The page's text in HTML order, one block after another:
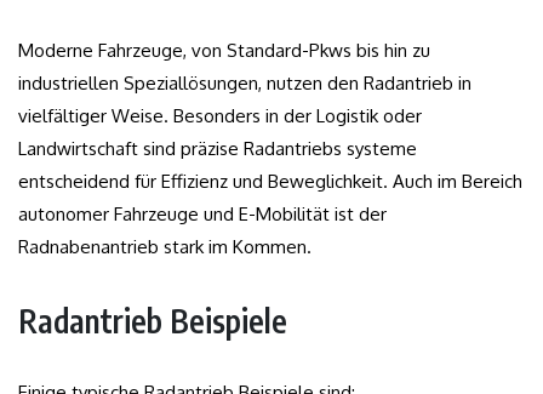
Moderne Fahrzeuge, von Standard-Pkws bis hin zu
industriellen Speziallösungen, nutzen den Radantrieb in
vielfältiger Weise. Besonders in der Logistik oder
Landwirtschaft sind präzise Radantriebs systeme
entscheidend für Effizienz und Beweglichkeit. Auch im Bereich
autonomer Fahrzeuge und E-Mobilität ist der
Radnabenantrieb stark im Kommen.
Radantrieb Beispiele